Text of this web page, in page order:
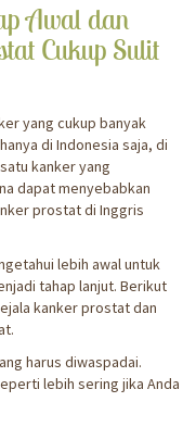
Awal dan
Cukup Sulit
yang cukup banyak
di Indonesia saja, di
kanker yang
dapat menyebabkan
prostat di Inggris
lebih awal untuk
tahap lanjut. Berikut
kanker prostat dan
harus diwaspadai.
lebih sering jika Anda